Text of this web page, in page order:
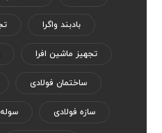
بادبند واگرا
تجهیز ماشین افرا
ساختمان فولادی
سازه فولادی سوله